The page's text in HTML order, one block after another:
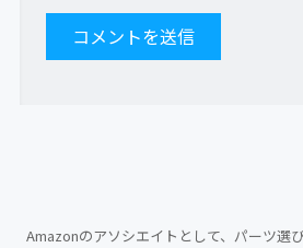
Amazonのアソシエイトとして、パーツ選